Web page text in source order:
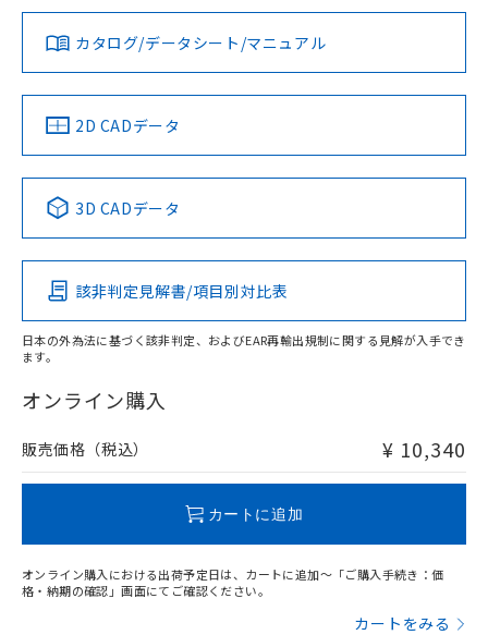
ダウンロードデータをご利用いただく前に、以下を必ずお読
みください。
ソフトウェアの使用条件
対応済み
中国 RoHS 注意事項・凡例
Pb Hg Cd Cr(VI)
O
在庫等で未対応品が混在する可能性があります。
問い合わせください。
LR型式承認
（イギリス
船舶規格）
DNV型式承認
（ノルウェー
BV型式承認
（フランス
KR型式
（韓国
No No No No
この製品の規格認証/適合状況ページへ
その他の認証はこちらのページからご検索ください
カタログ/データシート/マニュアル
2D CADデータ
3D CADデータ
該非判定見解書/項目別対比表
日本の外為法に基づく該非判定、およびEAR再輸出規制に関する見解が入手でき
ます。
オンライン購入
販売価格（税込） ¥ 10,340
カートに追加
オンライン購入における出荷予定日は、カートに追加～「ご購入手続き：価
格・納期の確認」画面にてご確認ください。
カートをみる